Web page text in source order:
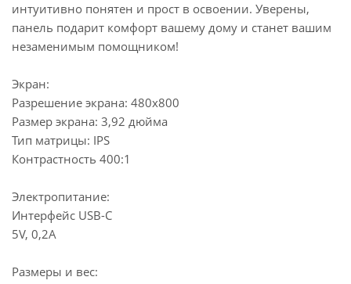
интуитивно понятен и прост в освоении. Уверены,
панель подарит комфорт вашему дому и станет вашим
незаменимым помощником!
Экран:
Разрешение экрана: 480x800
Размер экрана: 3,92 дюйма
Тип матрицы: IPS
Контрастность 400:1
Электропитание:
Интерфейс USB-C
5V, 0,2A
Размеры и вес: